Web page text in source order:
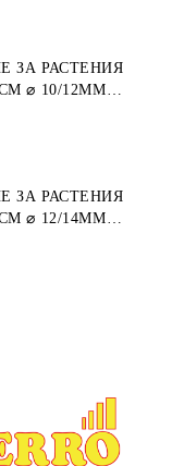
ЗА РАСТЕНИЯ
⌀ 10/12ММ
ЗА РАСТЕНИЯ
⌀ 12/14ММ